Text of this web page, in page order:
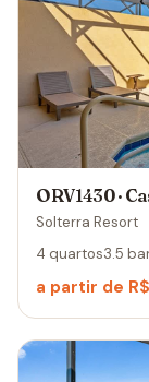
ORV1430 ·
Solterra Resort
4 quartos3.5
a partir de